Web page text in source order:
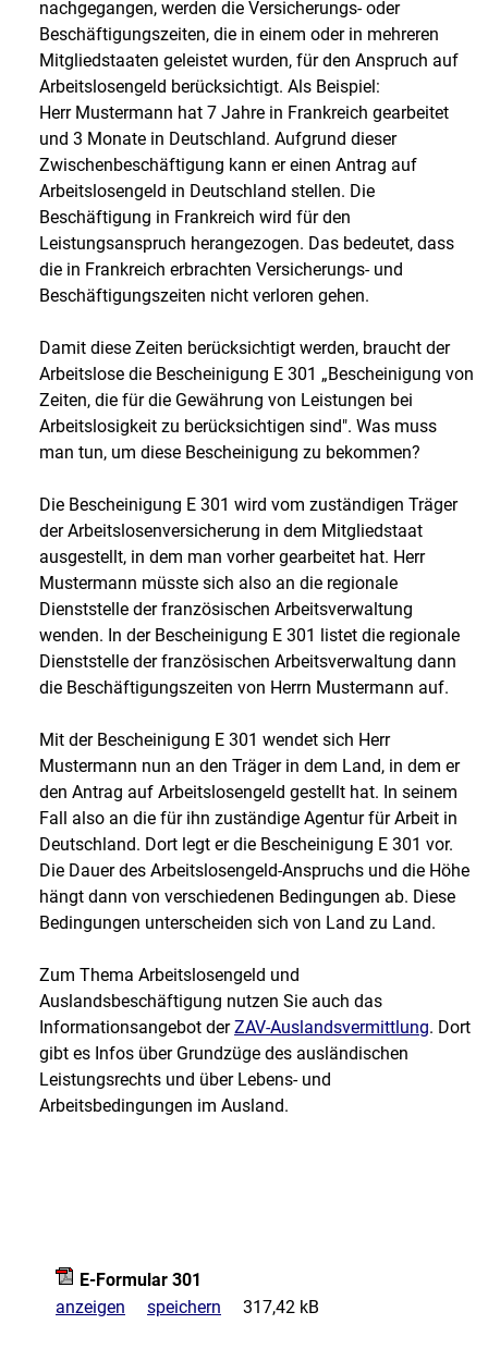
nachgegangen, werden die Versicherungs- oder
Beschäftigungszeiten, die in einem oder in mehreren
Mitgliedstaaten geleistet wurden, für den Anspruch auf
Arbeitslosengeld berücksichtigt. Als Beispiel:
Herr Mustermann hat 7 Jahre in Frankreich gearbeitet
und 3 Monate in Deutschland. Aufgrund dieser
Zwischenbeschäftigung kann er einen Antrag auf
Arbeitslosengeld in Deutschland stellen. Die
Beschäftigung in Frankreich wird für den
Leistungsanspruch herangezogen. Das bedeutet, dass
die in Frankreich erbrachten Versicherungs- und
Beschäftigungszeiten nicht verloren gehen.
Damit diese Zeiten berücksichtigt werden, braucht der
Arbeitslose die Bescheinigung E 301 „Bescheinigung von
Zeiten, die für die Gewährung von Leistungen bei
Arbeitslosigkeit zu berücksichtigen sind". Was muss
man tun, um diese Bescheinigung zu bekommen?
Die Bescheinigung E 301 wird vom zuständigen Träger
der Arbeitslosenversicherung in dem Mitgliedstaat
ausgestellt, in dem man vorher gearbeitet hat. Herr
Mustermann müsste sich also an die regionale
Dienststelle der französischen Arbeitsverwaltung
wenden. In der Bescheinigung E 301 listet die regionale
Dienststelle der französischen Arbeitsverwaltung dann
die Beschäftigungszeiten von Herrn Mustermann auf.
Mit der Bescheinigung E 301 wendet sich Herr
Mustermann nun an den Träger in dem Land, in dem er
den Antrag auf Arbeitslosengeld gestellt hat. In seinem
Fall also an die für ihn zuständige Agentur für Arbeit in
Deutschland. Dort legt er die Bescheinigung E 301 vor.
Die Dauer des Arbeitslosengeld-Anspruchs und die Höhe
hängt dann von verschiedenen Bedingungen ab. Diese
Bedingungen unterscheiden sich von Land zu Land.
Zum Thema Arbeitslosengeld und
Auslandsbeschäftigung nutzen Sie auch das
Informationsangebot derZAV-Auslandsvermittlung. Dort
gibt es Infos über Grundzüge des ausländischen
Leistungsrechts und über Lebens- und
Arbeitsbedingungen im Ausland.
E-Formular 301
anzeigen
speichern 317,42 kB